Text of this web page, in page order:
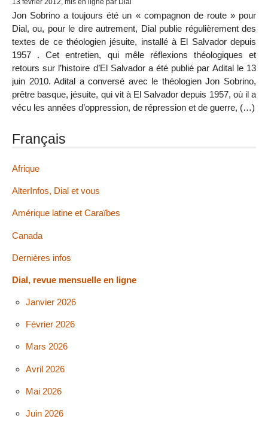
Jon Sobrino a toujours été un « compagnon de route » pour
Dial, ou, pour le dire autrement, Dial publie régulièrement des
textes de ce théologien jésuite, installé à El Salvador depuis
1957 . Cet entretien, qui mêle réflexions théologiques et
retours sur l’histoire d’El Salvador a été publié par Adital le 13
juin 2010. Adital a conversé avec le théologien Jon Sobrino,
prêtre basque, jésuite, qui vit à El Salvador depuis 1957, où il a
vécu les années d’oppression, de répression et de guerre, (…)
Français
Afrique
AlterInfos, Dial et vous
Amérique latine et Caraïbes
Canada
Dernières infos
Dial, revue mensuelle en ligne
Janvier 2026
Février 2026
Mars 2026
Avril 2026
Mai 2026
Juin 2026